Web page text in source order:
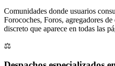
Comunidades donde usuarios
Forocoches, Foros, agregadores
discreto que aparece en todas las
⚖️